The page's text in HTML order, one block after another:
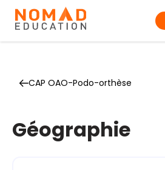
CAP OAO-Podo-orthèse
Géographie